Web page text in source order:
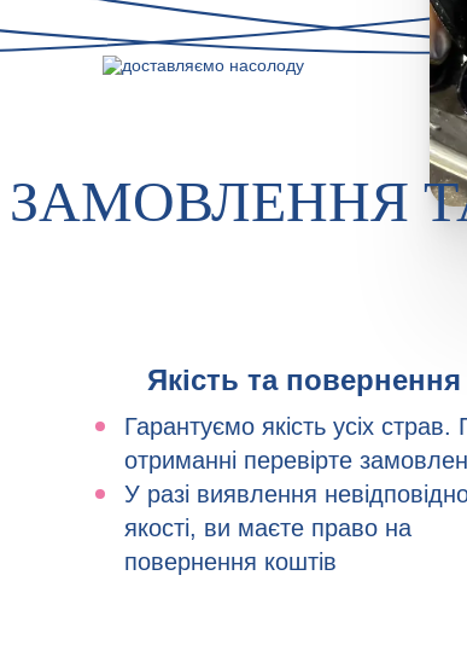
Якість та повернення
Гарантуємо якість усіх страв.
отриманні перевірте
У разі виявлення
якості, ви маєте право на
повернення коштів